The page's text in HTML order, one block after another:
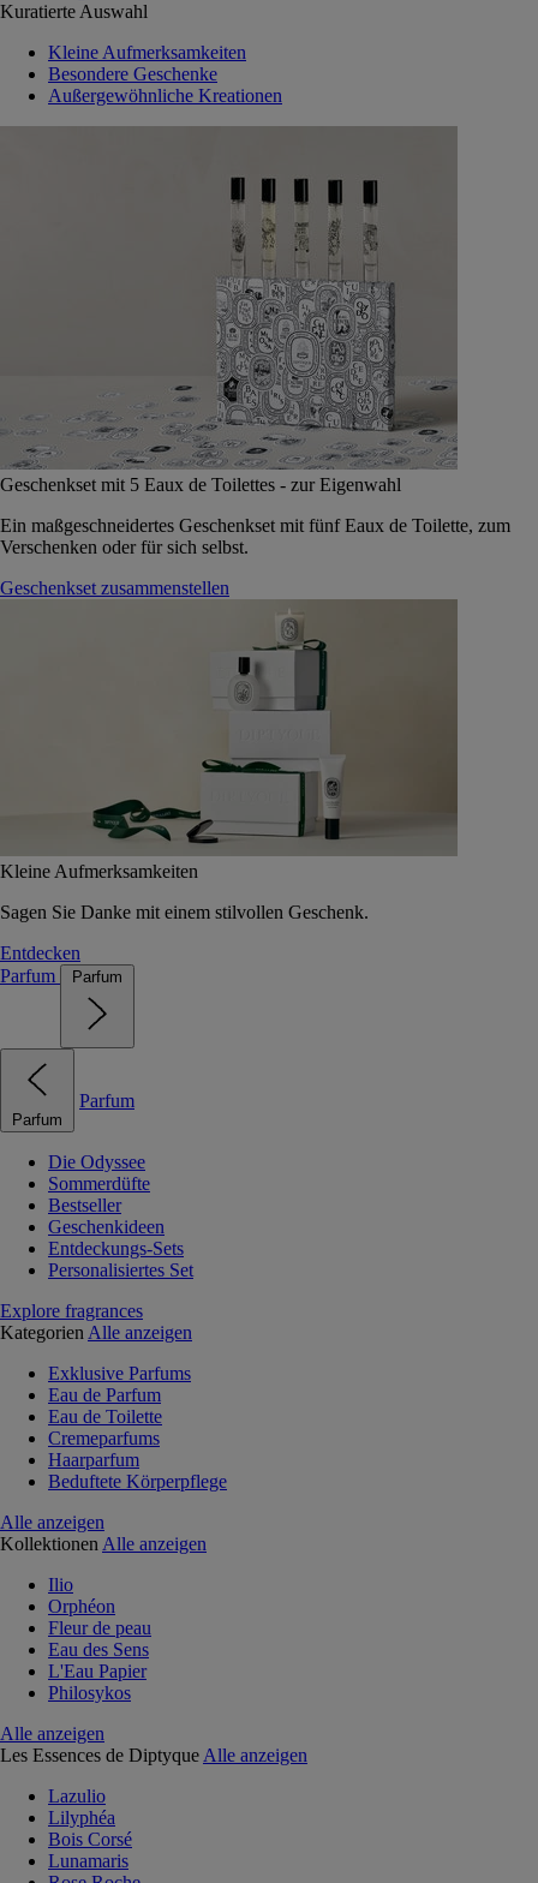
Kuratierte Auswahl
Kleine Aufmerksamkeiten
Besondere Geschenke
Außergewöhnliche Kreationen
Geschenkset mit 5 Eaux de Toilettes - zur Eigenwahl
Ein maßgeschneidertes Geschenkset mit fünf Eaux de Toilette, zum
Verschenken oder für sich selbst.
Geschenkset zusammenstellen
Kleine Aufmerksamkeiten
Sagen Sie Danke mit einem stilvollen Geschenk.
Entdecken
Parfum
Parfum
Parfum
Parfum
Die Odyssee
Sommerdüfte
Bestseller
Geschenkideen
Entdeckungs-Sets
Personalisiertes Set
Explore fragrances
Kategorien Alle anzeigen
Exklusive Parfums
Eau de Parfum
Eau de Toilette
Cremeparfums
Haarparfum
Beduftete Körperpflege
Alle anzeigen
Kollektionen Alle anzeigen
Ilio
Orphéon
Fleur de peau
Eau des Sens
L'Eau Papier
Philosykos
Alle anzeigen
Les Essences de Diptyque Alle anzeigen
Lazulio
Lilyphéa
Bois Corsé
Lunamaris